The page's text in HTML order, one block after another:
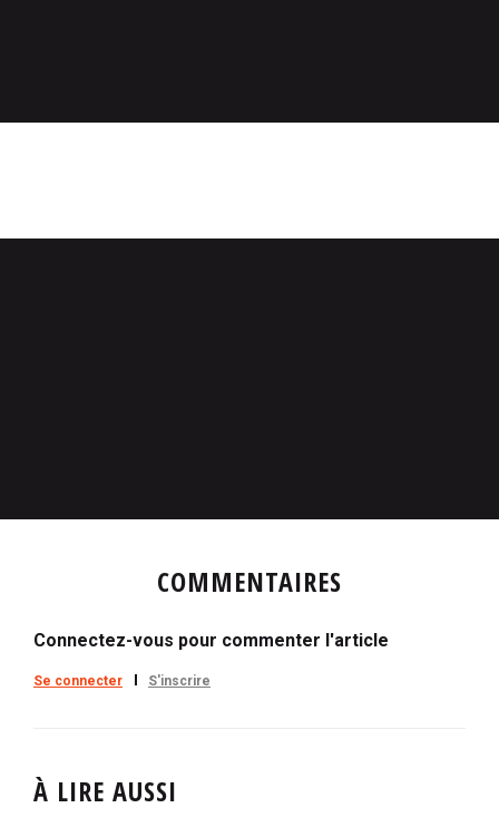
COMMENTAIRES
Connectez-vous pour commenter l'article
Se connecter S'inscrire
À LIRE AUSSI